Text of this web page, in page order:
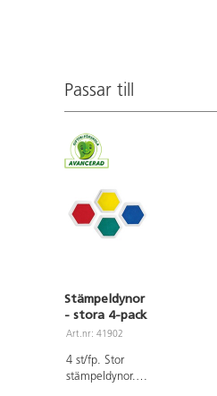
Passar till
Stämpeldynor
- stora 4-pack
Art.nr: 41902
4 st/fp. Stor
stämpeldynor.